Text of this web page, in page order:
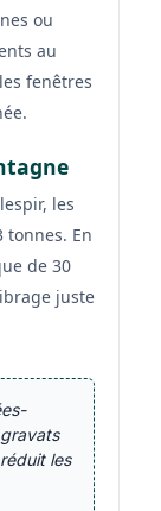
ou
au
fenêtres
les
tonnes. En
de 30
juste
les